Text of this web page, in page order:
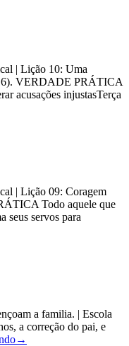
| Lição 10: Uma
VERDADE PRÁTICA
acusações injustasTerça
| Lição 09: Coragem
Todo aquele que
servos para
a familia. | Escola
a correção do pai, e
→